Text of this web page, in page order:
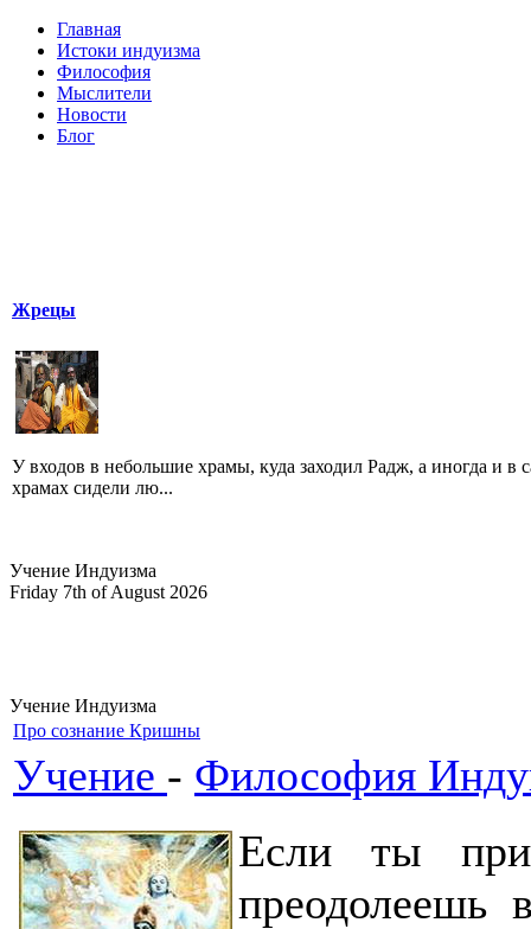
Главная
Истоки индуизма
Философия
Мыслители
Новости
Блог
Жрецы
У входов в небольшие храмы, куда заходил Радж, а иногда и в
храмах сидели лю...
Учение Индуизма
Friday 7th of August 2026
Учение Индуизма
Про сознание Кришны
Учение - Философия
Если ты
преодолеешь